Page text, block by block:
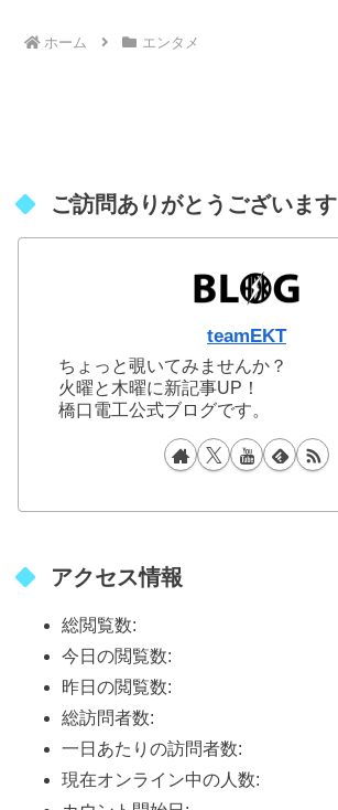
ホーム エンタメ
ご訪問ありがとうございます
teamEKT
ちょっと覗いてみませんか？
火曜と木曜に新記事UP！
橋口電工公式ブログです。
アクセス情報
総閲覧数:
今日の閲覧数:
昨日の閲覧数:
総訪問者数:
一日あたりの訪問者数:
現在オンライン中の人数: